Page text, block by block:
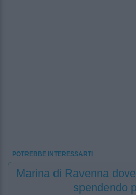
POTREBBE INTERESSARTI
Marina di Ravenna
spendendo